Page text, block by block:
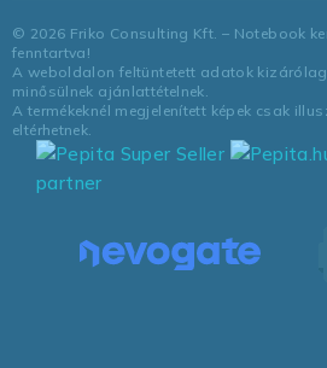
© 2026 Friko Consulting Kft. – Notebook
fenntartva!
A weboldalon feltüntetett adatok
minősülnek ajánlattételnek.
A termékeknél megjelenített képek csak
eltérhetnek.
partner